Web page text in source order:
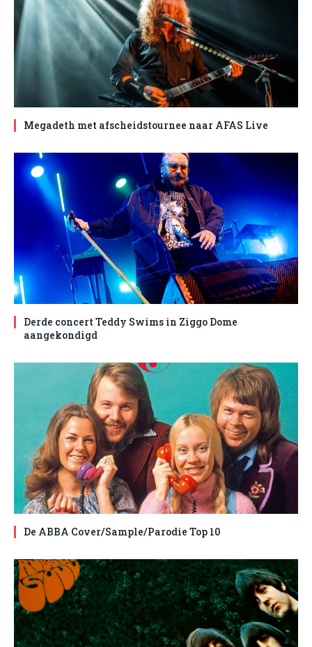
Megadeth met afscheidstournee naar AFAS Live
Derde concert Teddy Swims in Ziggo Dome
aangekondigd
De ABBA Cover/Sample/Parodie Top 10